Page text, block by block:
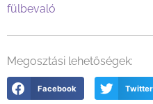
fülbevaló
Megosztási lehetőségek:
Facebook Twitter